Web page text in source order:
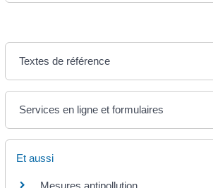
Textes de référence
Services en ligne et formulaires
Et aussi